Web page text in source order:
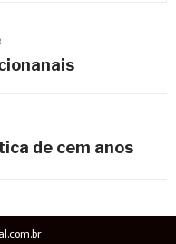
de cem anos